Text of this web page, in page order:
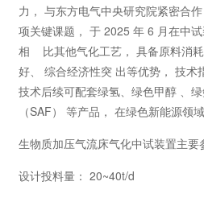
力， 与东方电气中央研究院紧密合
项关键课题， 于 2025 年 6 月在中试
相 比其他气化工艺， 具备原料消
好、 综合经济性突 出等优势， 技术
技术后续可配套绿氢、绿色甲醇 、
（SAF） 等产品， 在绿色新能源领
生物质加压气流床气化中试装置主要
设计投料量： 20~40t/d